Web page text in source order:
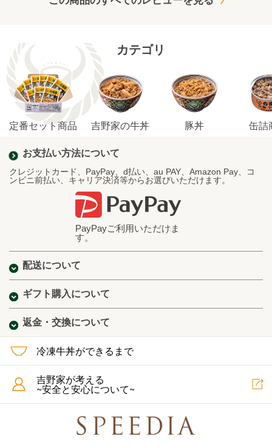
カテゴリ
定番セット商品 吉野家の牛丼 豚丼 缶詰
お支払い方法について
クレジットカード、PayPay、d払い、au PAY、Amazon Pay、コ
ンビニ前払い、キャリア決済等からお選びいただけます。
PayPayご利用いただけま
す。
配送について
ギフト購入について
返金・交換について
冷凍牛丼ができるまで
吉野家が考える
~安全と安心について~